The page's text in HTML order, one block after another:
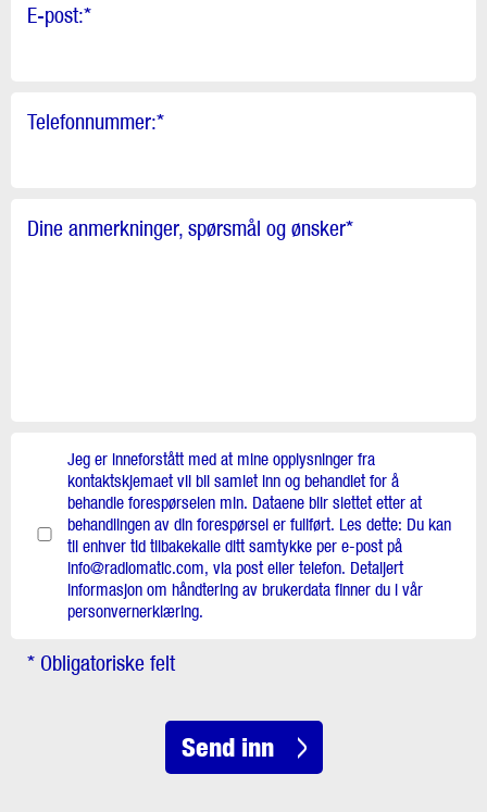
E-post:*
Telefonnummer:*
Dine anmerkninger, spørsmål og ønsker*
Jeg er inneforstått med at mine opplysninger fra
kontaktskjemaet vil bli samlet inn og behandlet for å
behandle forespørselen min. Dataene blir slettet etter at
behandlingen av din forespørsel er fullført. Les dette: Du kan
til enhver tid tilbakekalle ditt samtykke per e-post på
info@radiomatic.com, via post eller telefon. Detaljert
informasjon om håndtering av brukerdata finner du i vår
personvernerklæring.
* Obligatoriske felt
Send inn